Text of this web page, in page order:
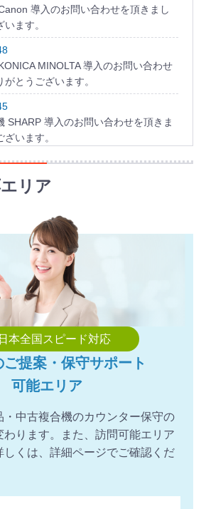
導入のお問い合わせを頂きまし
ます。
MINOLTA 導入のお問い合わせ
とうございます。
SHARP 導入のお問い合わせを頂きま
います。
導入のお問い合わせを頂きま
ざいます。
TOSHIBA 導入のお問い合わせを頂き
ございます。
Canon 導入のお問い合わせを頂きま
ざいます。
FUJIFILM 導入のお問い合わせを頂き
ございます。
がとうございます。
導入のお問い合わせを頂きまし
ます。
リア
本全国スピード対応
提案・保守サポート
可能エリア
・中古複合機のカウンター保守の
わります。また、訪問可能エリア
しくは、詳細ページでご確認くだ